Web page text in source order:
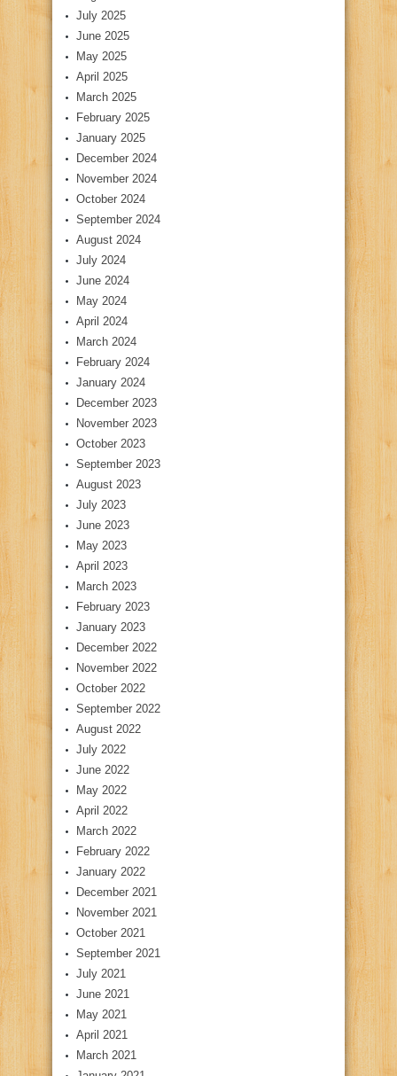
July 2025
June 2025
May 2025
April 2025
March 2025
February 2025
January 2025
December 2024
November 2024
October 2024
September 2024
August 2024
July 2024
June 2024
May 2024
April 2024
March 2024
February 2024
January 2024
December 2023
November 2023
October 2023
September 2023
August 2023
July 2023
June 2023
May 2023
April 2023
March 2023
February 2023
January 2023
December 2022
November 2022
October 2022
September 2022
August 2022
July 2022
June 2022
May 2022
April 2022
March 2022
February 2022
January 2022
December 2021
November 2021
October 2021
September 2021
July 2021
June 2021
May 2021
April 2021
March 2021